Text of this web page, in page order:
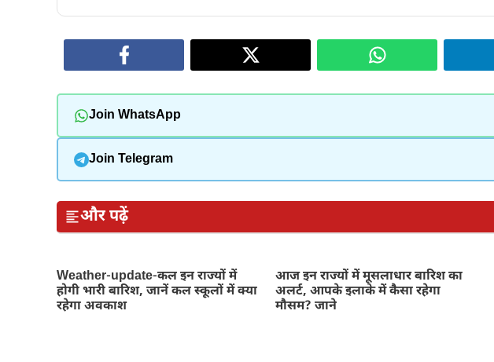
Join WhatsApp
Join Telegram
और पढ़ें
Weather-update-कल इन राज्यों में
होगी भारी बारिश, जानें कल स्कूलों में क्या
रहेगा अवकाश
आज इन राज्यों में मूसलाधार बारिश का
अलर्ट, आपके इलाके में कैसा रहेगा
मौसम? जाने